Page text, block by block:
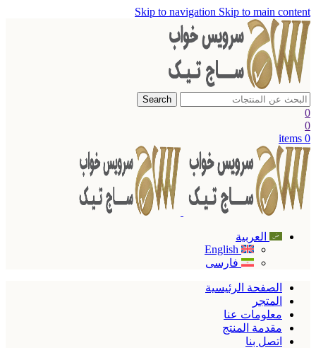
Skip to navigation Skip to main content
Search
0
0
0
items
العربية
English
فارسی
الصفحة الرئيسية
المتجر
معلومات عنا
مقدمة المنتج
اتصل بنا